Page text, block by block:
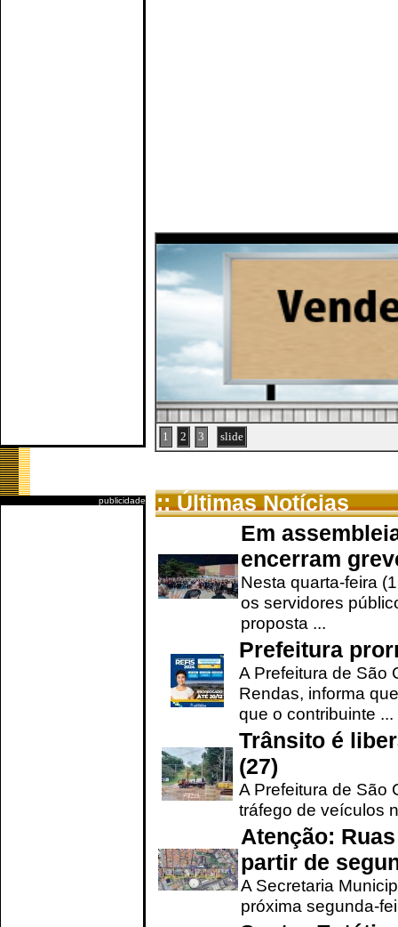
publicidade
1 2 3 slide
:: Últimas Notícias
Em
encerram
Nesta quarta-feira
os servidores
proposta ...
Prefeitura
A Prefeitura de São
Rendas, informa
que o contribuinte ...
Trânsito é
(27)
A Prefeitura de São
tráfego de veículos
Atenção:
partir de
A Secretaria
próxima segunda-